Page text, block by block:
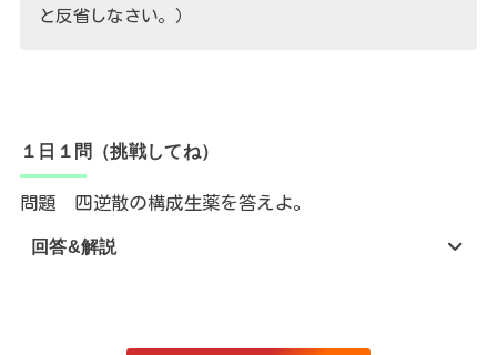
と反省しなさい。）
１日１問（挑戦してね）
問題 四逆散の構成生薬を答えよ。
回答&解説